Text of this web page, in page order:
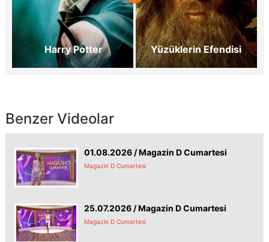
Harry Potter Yüzüklerin Efendisi
Benzer Videolar
01.08.2026 / Magazin D Cumartesi
Magazin D Cumartesi
25.07.2026 / Magazin D Cumartesi
Magazin D Cumartesi